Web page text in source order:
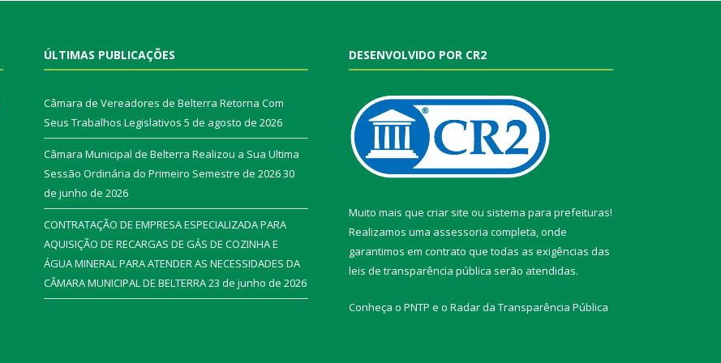
ÚLTIMAS PUBLICAÇÕES
Câmara de Vereadores de Belterra Retorna Com
Seus Trabalhos Legislativos 5 de agosto de 2026
Câmara Municipal de Belterra Realizou a Sua Ultima
Sessão Ordinária do Primeiro Semestre de 202630
de junho de 2026
CONTRATAÇÃO DE EMPRESA ESPECIALIZADA PARA
AQUISIÇÃO DE RECARGAS DE GÁS DE COZINHA E
ÁGUA MINERAL PARA ATENDER AS NECESSIDADES DA
CÂMARA MUNICIPAL DE BELTERRA23 de junho de 2026
DESENVOLVIDO POR CR2
Muito mais que criar site ou sistema para prefeituras!
Realizamos uma assessoria completa, onde
garantimos em contrato que todas as exigências das
leis de transparência pública serão atendidas.
Conheça o PNTP e o Radar da Transparência Pública